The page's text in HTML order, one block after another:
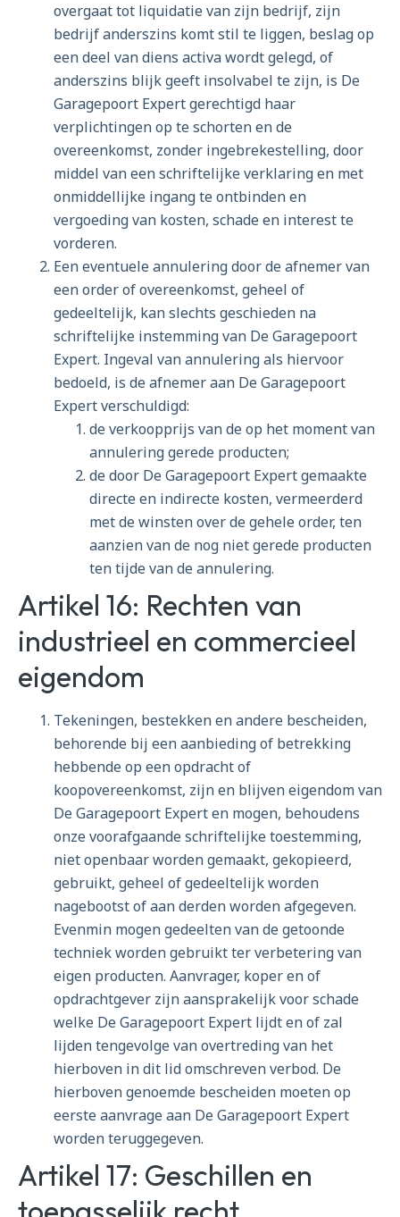
overgaat tot liquidatie van zijn bedrijf, zijn
bedrijf anderszins komt stil te liggen, beslag op
een deel van diens activa wordt gelegd, of
anderszins blijk geeft insolvabel te zijn, is De
Garagepoort Expert gerechtigd haar
verplichtingen op te schorten en de
overeenkomst, zonder ingebrekestelling, door
middel van een schriftelijke verklaring en met
onmiddellijke ingang te ontbinden en
vergoeding van kosten, schade en interest te
vorderen.
Een eventuele annulering door de afnemer van
een order of overeenkomst, geheel of
gedeeltelijk, kan slechts geschieden na
schriftelijke instemming van De Garagepoort
Expert. Ingeval van annulering als hiervoor
bedoeld, is de afnemer aan De Garagepoort
Expert verschuldigd:
de verkoopprijs van de op het moment van
annulering gerede producten;
de door De Garagepoort Expert gemaakte
directe en indirecte kosten, vermeerderd
met de winsten over de gehele order, ten
aanzien van de nog niet gerede producten
ten tijde van de annulering.
Artikel 16: Rechten van
industrieel en commercieel
eigendom
Tekeningen, bestekken en andere bescheiden,
behorende bij een aanbieding of betrekking
hebbende op een opdracht of
koopovereenkomst, zijn en blijven eigendom van
De Garagepoort Expert en mogen, behoudens
onze voorafgaande schriftelijke toestemming,
niet openbaar worden gemaakt, gekopieerd,
gebruikt, geheel of gedeeltelijk worden
nagebootst of aan derden worden afgegeven.
Evenmin mogen gedeelten van de getoonde
techniek worden gebruikt ter verbetering van
eigen producten. Aanvrager, koper en of
opdrachtgever zijn aansprakelijk voor schade
welke De Garagepoort Expert lijdt en of zal
lijden tengevolge van overtreding van het
hierboven in dit lid omschreven verbod. De
hierboven genoemde bescheiden moeten op
eerste aanvrage aan De Garagepoort Expert
worden teruggegeven.
Artikel 17: Geschillen en